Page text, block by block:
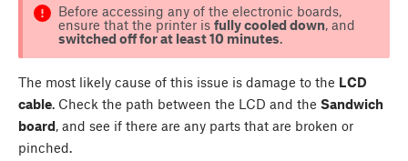
Before accessing any of the electronic boards,
ensure that the printer is fully cooled down, and
switched off for at least 10 minutes.
The most likely cause of this issue is damage to the LCD
cable. Check the path between the LCD and the Sandwich
board, and see if there are any parts that are broken or
pinched.